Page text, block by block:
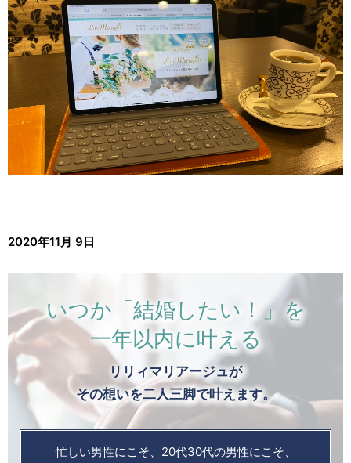
2020年11月 9日
いつか「結婚したい！」を
一年以内に叶える
リリィマリアージュが
その想いを二人三脚で叶えます。
忙しい男性にこそ、20代30代の男性にこそ、